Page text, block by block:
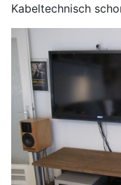
Kabeltechnisch